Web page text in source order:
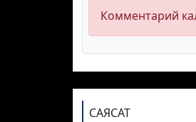
Комментарий
САЯСАТ